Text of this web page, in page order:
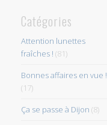
Catégories
Attention lunettes
fraîches ! (81)
Bonnes affaires en vue !
(17)
Ça se passe à Dijon (8)